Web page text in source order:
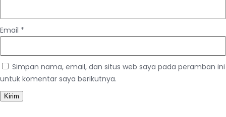
Email *
Simpan nama, email, dan situs web saya pada peramban ini
untuk komentar saya berikutnya.